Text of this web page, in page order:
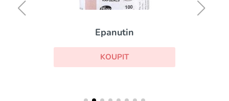
Epanutin
KOUPIT